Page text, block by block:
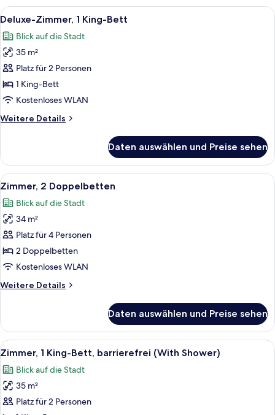
(High
Floor)
Alle
Fotos
für
Deluxe-
Zimmer,
1 King-
Bett
Ein Hotelzimmer mit einem großen
6
Deluxe-Zimmer, 1 King-Bett
Blick auf die Stadt
35 m²
Platz für 2 Personen
1 King-Bett
Kostenloses WLAN
Weitere Details
Weitere
Zimmer,
1 King-
Bett
Daten auswählen und Preise sehen
Alle
Fotos
für
Zimmer,
2 Doppelbetten
anzeigen
Ein Hotelzimmer mit zwei Betten,
6
Zimmer, 2 Doppelbetten
Blick auf die Stadt
34 m²
Platz für 4 Personen
2 Doppelbetten
Kostenloses WLAN
Weitere Details
Weitere
2 Doppelbetten
Daten auswählen und Preise sehen
Alle
Fotos
für
Zimmer,
1 King-
Ein Hotelzimmer mit einem großen
5
Zimmer, 1 King-Bett, barrierefrei (With Shower)
Blick auf die Stadt
35 m²
Platz für 2 Personen